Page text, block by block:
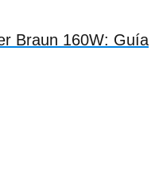
Braun 160W: Guía